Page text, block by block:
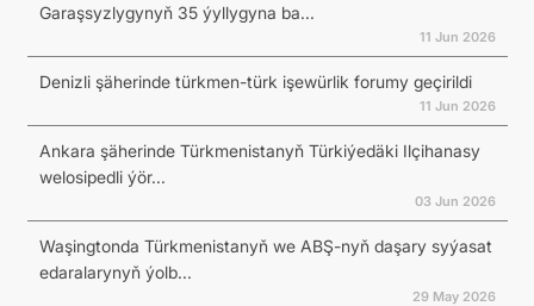
Garaşsyzlygynyň 35 ýyllygyna ba...
11 Jun 2026
Denizli şäherinde türkmen-türk işewürlik forumy geçirildi
11 Jun 2026
Ankara şäherinde Türkmenistanyň Türkiýedäki Ilçihanasy
welosipedli ýör...
03 Jun 2026
Waşingtonda Türkmenistanyň we ABŞ-nyň daşary syýasat
edaralarynyň ýolb...
29 May 2026